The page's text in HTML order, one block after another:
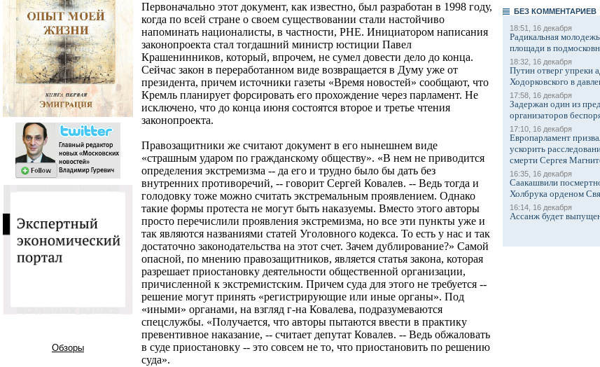
Обзоры
Первоначально этот документ, как известно, был разработан в 1998 году,
когда по всей стране о своем существовании стали настойчиво
напоминать националисты, в частности, РНЕ. Инициатором написания
законопроекта стал тогдашний министр юстиции Павел
Крашенинников, который, впрочем, не сумел довести дело до конца.
Сейчас закон в переработанном виде возвращается в Думу уже от
президента, причем источники газеты «Время новостей» сообщают, что
Кремль планирует форсировать его прохождение через парламент. Не
исключено, что до конца июня состоятся второе и третье чтения
законопроекта.
Правозащитники же считают документ в его нынешнем виде
«страшным ударом по гражданскому обществу». «В нем не приводится
определения экстремизма -- да его и трудно было бы дать без
внутренних противоречий, -- говорит Сергей Ковалев. -- Ведь тогда и
голодовку тоже можно считать экстремальным проявлением. Однако
такие формы протеста не могут быть наказуемы. Вместо этого авторы
просто перечислили проявления экстремизма, но все эти пункты уже и
так являются названиями статей Уголовного кодекса. То есть у нас и так
достаточно законодательства на этот счет. Зачем дублирование?» Самой
опасной, по мнению правозащитников, является статья закона, которая
разрешает приостановку деятельности общественной организации,
причисленной к экстремистским. Причем суда для этого не требуется --
решение могут принять «регистрирующие или иные органы». Под
«иными» органами, на взгляд г-на Ковалева, подразумеваются
спецслужбы. «Получается, что авторы пытаются ввести в практику
превентивное наказание, -- считает депутат Ковалев. -- Ведь обжаловать
в суде приостановку -- это совсем не то, что приостановить по решению
суда».
БЕЗ КОМMЕНТАРИЕВ
18:51, 16 декабря
Радикальная
площади в
18:32, 16 декабря
Путин отверг упреки
Ходорковского в
17:58, 16 декабря
Задержан один из
организаторов
17:10, 16 декабря
Европарламент
ускорить
смерти Сергея
16:35, 16 декабря
Саакашвили
Холбрука орденом
16:14, 16 декабря
Ассанж будет